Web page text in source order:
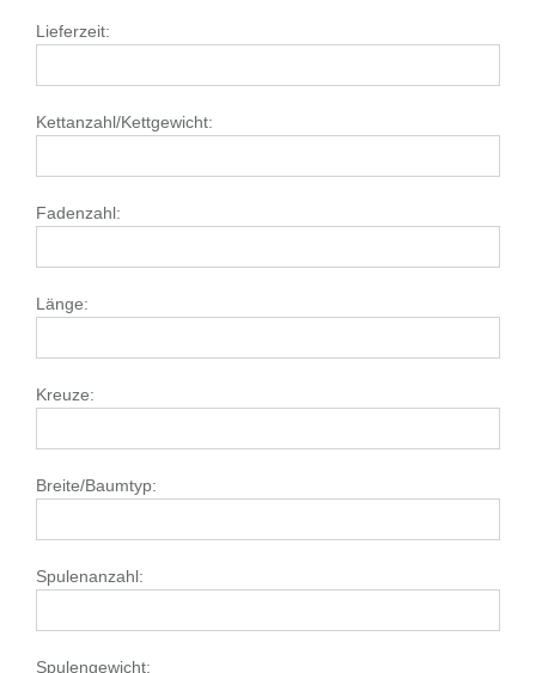
Lieferzeit:
Kettanzahl/Kettgewicht:
Fadenzahl:
Länge:
Kreuze:
Breite/Baumtyp:
Spulenanzahl:
Spulengewicht: